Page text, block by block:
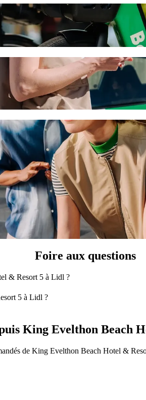
5 à Lidl avec le
le meilleur prix pour aller à Lidl.
Beach Hotel & Resort 5
équipée d'un siège enfant.
les animaux.
sont accessibles aux fauteuils roulants
Economy.
Foire aux questions
& Resort 5 à Lidl ?
5 à Lidl est 6-Seater qui vous coûtera
5 à Lidl ?
à Lidl avec 6-Seater.
King Evelthon Beach
de King Evelthon Beach Hotel &